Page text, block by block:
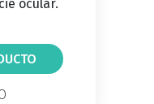
ocular.